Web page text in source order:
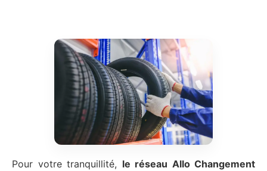
Pour votre tranquillité, le réseau Allo Changement